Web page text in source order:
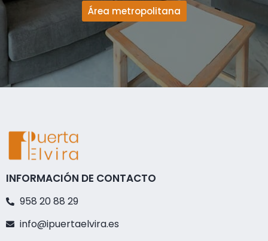
Área metropolitana
INFORMACIÓN DE CONTACTO
958 20 88 29
info@ipuertaelvira.es